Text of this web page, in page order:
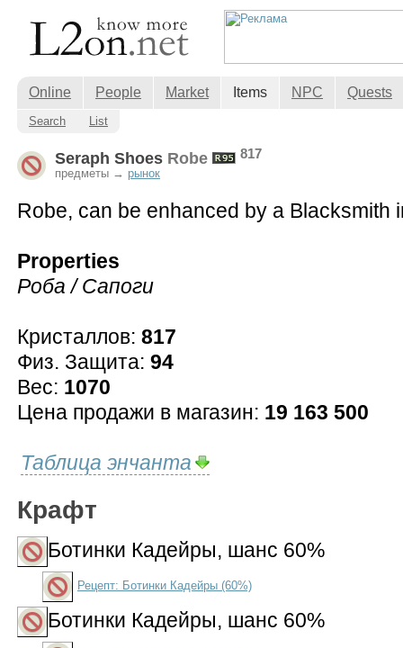
Online People Market Items NPC Quests
Search List
Seraph Shoes Robe 817
предметы → рынок
Robe, can be enhanced by a Blacksmith
Properties
Роба / Сапоги
Кристаллов: 817
Физ. Защита: 94
Вес: 1070
Цена продажи в магазин: 19 163 500
Таблица энчанта
Крафт
Ботинки Кадейры, шанс 60%
Рецепт: Ботинки Кадейры (60%)
Ботинки Кадейры, шанс 60%